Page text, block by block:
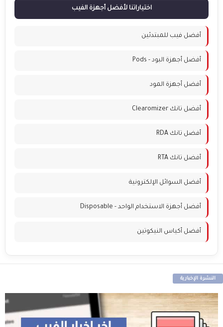
اختياراتنا لأفضل أجهزة الفيب
أفضل فيب للمبتدئين
أفضل أجهزة البود - Pods
أفضل أجهزة المود
أفضل تانك Clearomizer
أفضل تانك RDA
أفضل تانك RTA
أفضل السوائل الإلكترونية
أفضل أجهزة الاستخدام الواحد - Disposable
أفضل أكياس النيكوتين
النشرة الإخبارية